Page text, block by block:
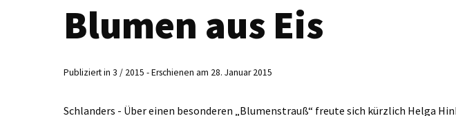
Blumen aus Eis
Publiziert in 3 / 2015 - Erschienen am 28. Januar 2015
Schlanders - Über einen besonderen „Blumenstrauß“ freute sich kürzlich Helga